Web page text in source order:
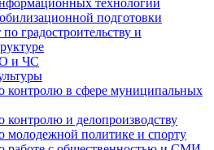
подготовки
градостроительству и
и ЧС
контролю в сфере муниципальных
контролю и делопроизводству
молодежной политике и спорту